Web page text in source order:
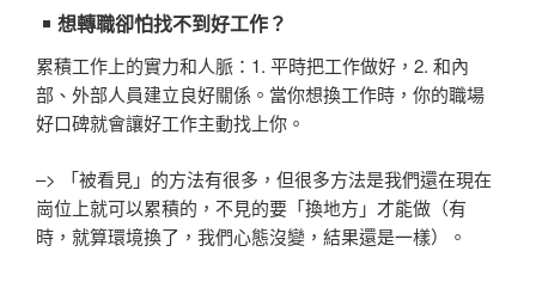
想轉職卻怕找不到好工作？
累積工作上的實力和人脈：1. 平時把工作做好，2. 和內
部、外部人員建立良好關係。當你想換工作時，你的職場
好口碑就會讓好工作主動找上你。
–> 「被看見」的方法有很多，但很多方法是我們還在現在
崗位上就可以累積的，不見的要「換地方」才能做（有
時，就算環境換了，我們心態沒變，結果還是一樣）。